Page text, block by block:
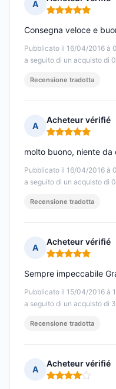
A
Nota: 5 su 5
Pubblicato il 16/04/2016 à
a seguito di un acquisto di
Consegna veloce e
Recensione tradotta
A
Acheteur vérifié
Nota: 5 su 5
Pubblicato il 16/04/2016 à
a seguito di un acquisto di
molto buono, niente da
Recensione tradotta
A
Acheteur vérifié
Nota: 5 su 5
Pubblicato il 15/04/2016 à
a seguito di un acquisto di
Sempre impeccabile
Recensione tradotta
A
Acheteur vérifié
Nota: 4 su 5